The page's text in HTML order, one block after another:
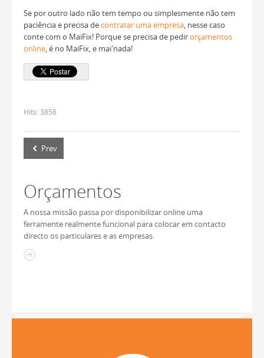
Se por outro lado não tem tempo ou simplesmente não tem
paciência e precisa decontratar uma empresa, nesse caso
conte com o MaiFix! Porque se precisa de pedirorçamentos
online, é no MaiFix, e mai'nada!
Hits: 3858
Prev
Orçamentos
A nossa missão passa por disponibilizar online uma
ferramente realmente funcional para colocar em contacto
directo os particulares e as empresas.